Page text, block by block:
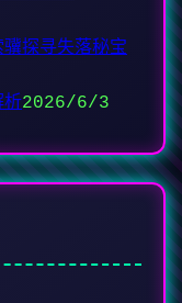
探寻失落秘宝
析2026/6/3